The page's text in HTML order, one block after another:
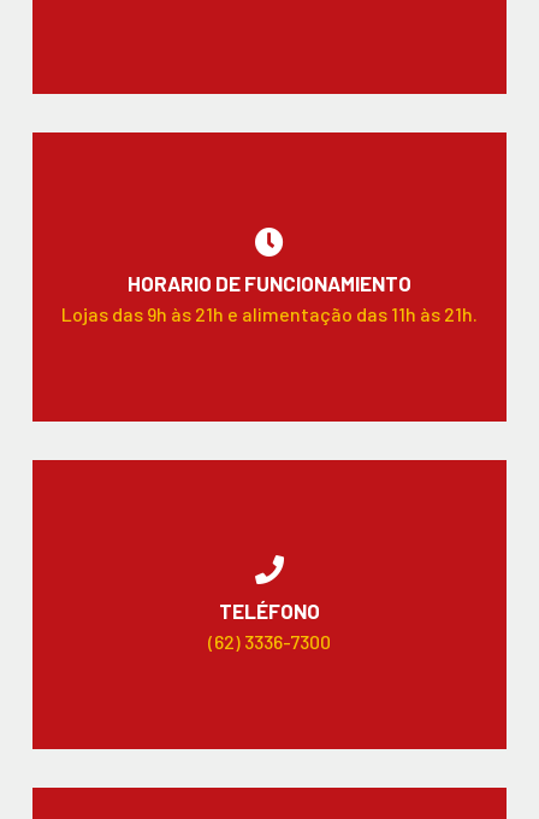
HORARIO DE FUNCIONAMIENTO
Lojas das 9h às 21h e alimentação das 11h às 21h.
TELÉFONO
(62) 3336-7300